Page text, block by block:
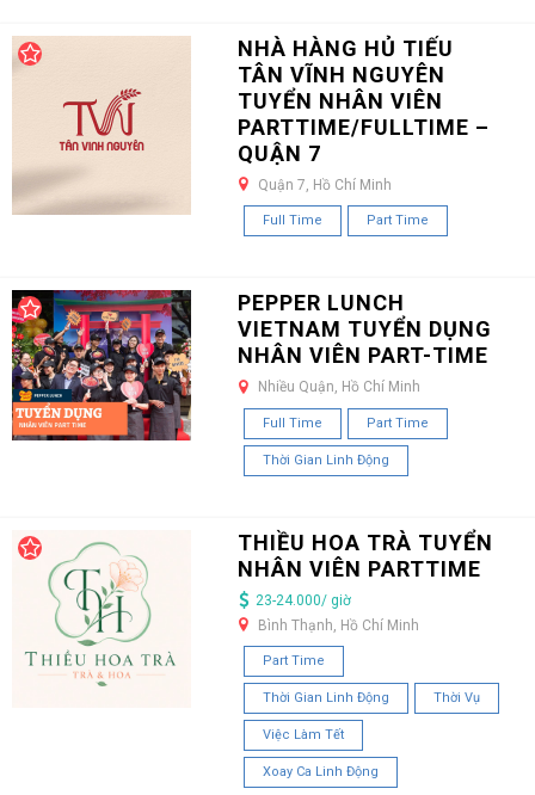
NHÀ HÀNG HỦ TIẾU
TÂN VĨNH NGUYÊN
TUYỂN NHÂN VIÊN
PARTTIME/FULLTIME –
QUẬN 7
Quận 7, Hồ Chí Minh
Full Time Part Time
PEPPER LUNCH
VIETNAM TUYỂN DỤNG
NHÂN VIÊN PART-TIME
Nhiều Quận, Hồ Chí Minh
Full Time Part Time
Thời Gian Linh Động
THIỀU HOA TRÀ TUYỂN
NHÂN VIÊN PARTTIME
23-24.000/ giờ
Bình Thạnh, Hồ Chí Minh
Part Time
Thời Gian Linh Động Thời Vụ
Việc Làm Tết
Xoay Ca Linh Động